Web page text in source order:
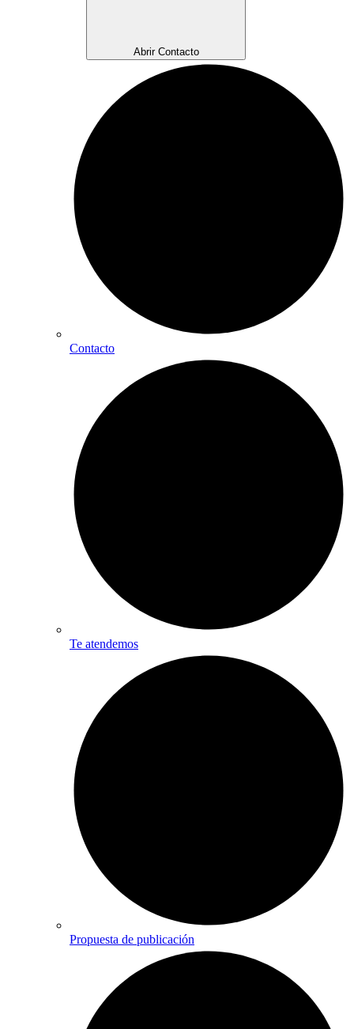
Abrir Contacto
Contacto
Te atendemos
Propuesta de publicación